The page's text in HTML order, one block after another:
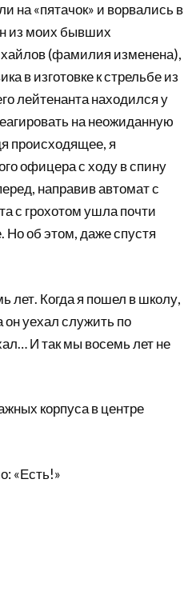
на «пятачок» и ворвались в
из моих бывших
(фамилия изменена),
в изготовке к стрельбе из
лейтенанта находился у
на неожиданную
происходящее, я
офицера с ходу в спину
направив автомат с
с грохотом ушла почти
Но об этом, даже спустя
лет. Когда я пошел в школу,
уехал служить по
И так мы восемь лет не
корпуса в центре
«Есть!»